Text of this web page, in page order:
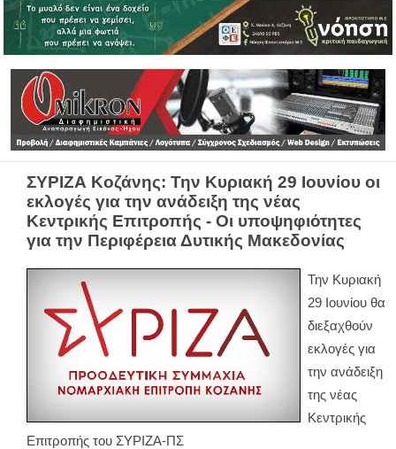
ΣΥΡΙΖΑ Κοζάνης: Την Κυριακή 29 Ιουνίου οι
εκλογές για την ανάδειξη της νέας
Κεντρικής Επιτροπής - Οι υποψηφιότητες
για την Περιφέρεια Δυτικής Μακεδονίας
Την Κυριακή
29 Ιουνίου θα
διεξαχθούν
εκλογές για
την ανάδειξη
της νέας
Κεντρικής
Επιτροπής του ΣΥΡΙΖΑ-ΠΣ